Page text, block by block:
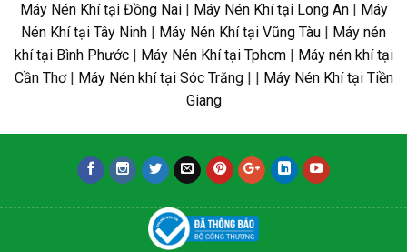
Máy Nén Khí tại Đồng Nai| Máy Nén Khí tại Long An| Máy
Nén Khí tại Tây Ninh | Máy Nén Khí tại Vũng Tàu | Máy nén
khí tại Bình Phước| Máy Nén Khí tại Tphcm| Máy nén khí tại
Cần Thơ| Máy Nén khí tại Sóc Trăng| | Máy Nén Khí tại Tiền
Giang